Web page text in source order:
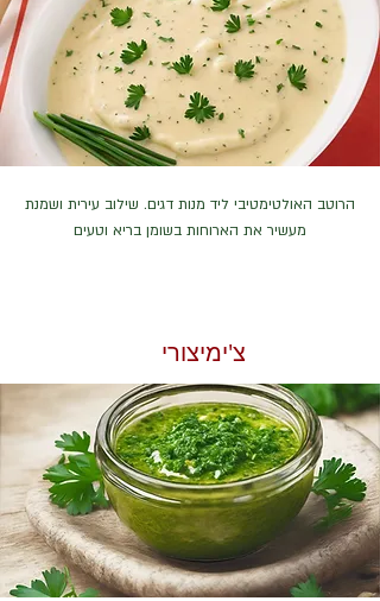
הרוטב האולטימטיבי ליד מנות דגים. שילוב עירית ושמנת
מעשיר את הארוחות בשומן בריא וטעים
צ'ימיצורי